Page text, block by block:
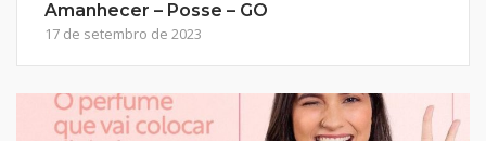
Amanhecer – Posse – GO
17 de setembro de 2023